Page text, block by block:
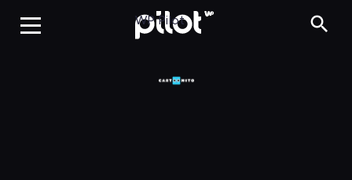
Grizzy i Lemingi 4
WP Pilot